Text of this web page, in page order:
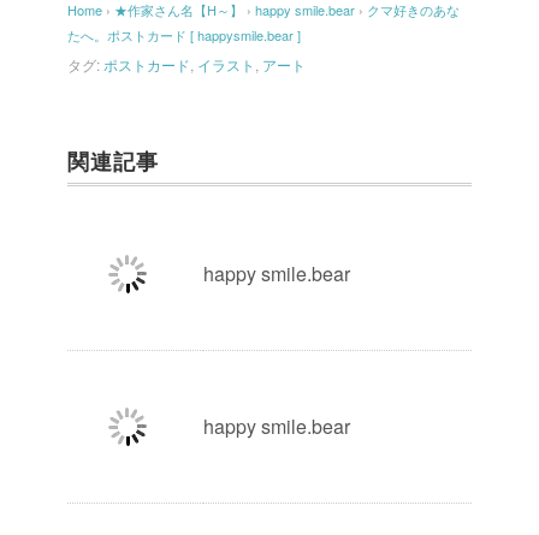
Home › ★作家さん名【H～】 › happy smile.bear › クマ好きのあな
たへ。ポストカード [ happysmile.bear ]
タグ: ポストカード イラスト アート
関連記事
happy smile.bear
happy smile.bear